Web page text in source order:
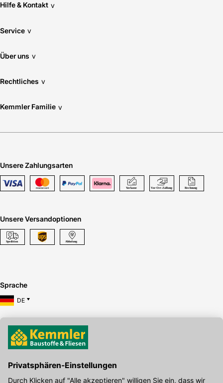
Hilfe & Kontakt v
Service v
Über uns v
Rechtliches v
Kemmler Familie v
Unsere Zahlungsarten
Unsere Versandoptionen
Sprache
DE
Hier gibt's die kostenlose App